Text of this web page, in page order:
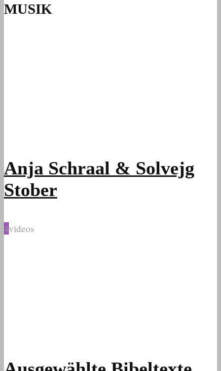
MUSIK
Anja Schraal & Solvejg
Stober
4videos